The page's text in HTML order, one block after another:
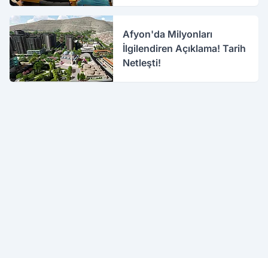
Afyon'da Milyonları
İlgilendiren Açıklama! Tarih
Netleşti!